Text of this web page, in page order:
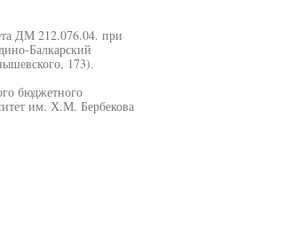
ДМ 212.076.04. при
Балкарский
173).
бюджетного
им. Х.М. Бербекова